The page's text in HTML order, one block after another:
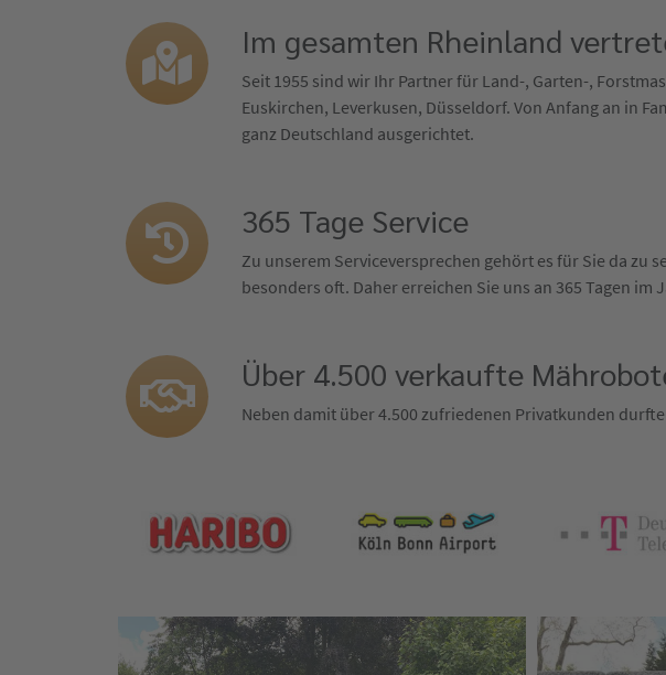
Im gesamten Rheinland
Seit 1955 sind wir Ihr Partner für Land-, Garten-,
Euskirchen, Leverkusen, Düsseldorf. Von Anfang an in
ganz Deutschland ausgerichtet.
365 Tage Service
Zu unserem Serviceversprechen gehört es für Sie da zu
besonders oft. Daher erreichen Sie uns an 365 Tagen
Über 4.500 verkaufte
Neben damit über 4.500 zufriedenen Privatkunden